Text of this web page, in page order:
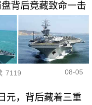
背后竟藏致命一击
7119 08-05
元，背后藏着三重